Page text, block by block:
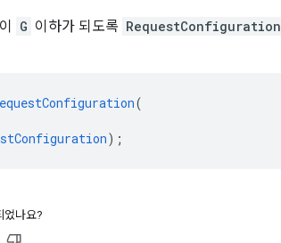
G 이하가 되도록 RequestConfiguration
(
);
었나요?